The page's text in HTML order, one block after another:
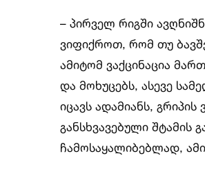
– პირველ რიგში
ვიფიქროთ, რომ თუ
ამიტომ ვაქცინაცია
და მოხუცებს, ასევე
იცავს ადამიანს,
განსხვავებული შტამის
ჩამოსაყალიბებლად,